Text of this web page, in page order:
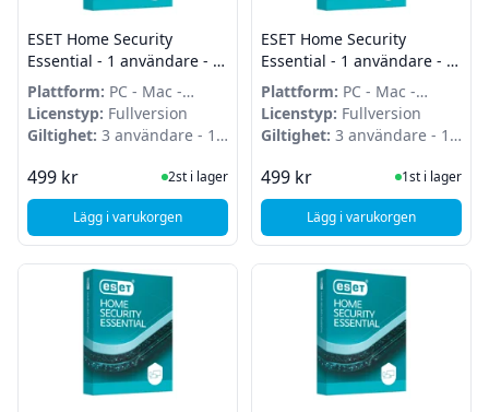
ESET Home Security
Essential - 1 användare - 1
år
Plattform: PC - Mac -
Android
Licenstyp: Fullversion
Giltighet: 3 användare - 1
499 kr I Lager
2st i lager
Lägg i varukorgen, ESET Home Security Essential - 1 användare - 1 år
ESET Home Security
Essential - 1 användare - 1
år - Förnyelse
Plattform: PC - Mac -
Android
Licenstyp: Fullversion
Giltighet: 3 användare - 1
499 kr I Lager
1st i lager
Lägg i varukorgen
, ESET Home